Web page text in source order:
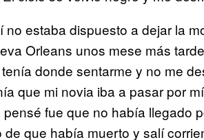
no estaba dispuesto a dejar la
Orleans unos mese más
donde sentarme y no me
que mi novia iba a pasar por
fue que no había llegado
que había muerto y salí